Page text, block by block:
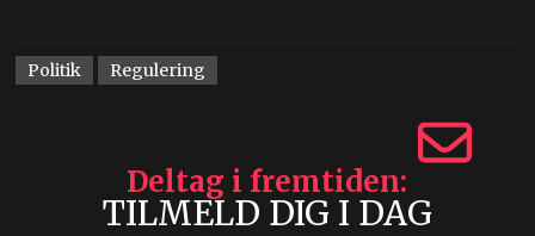
Politik Regulering
Deltag i fremtiden
TILMELD DIG I DAG